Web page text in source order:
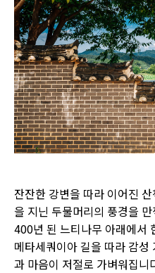
잔잔한 강변을 따라 이어진
을 지닌 두물머리의 풍경을
400년 된 느티나무 아래에서
메타세쿼이아 길을 따라 감
과 마음이 저절로 가벼워집니